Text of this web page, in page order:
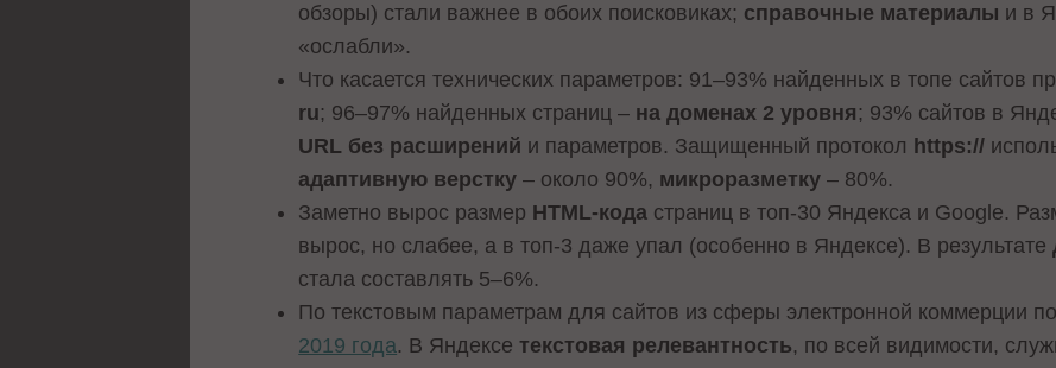
обзоры) стали важнее в обоих поисковиках; справочные материалы и в
«ослабли».
Что касается технических параметров: 91–93% найденных в топе сайтов
ru; 96–97% найденных страниц – на доменах 2 уровня ; 93% сайтов в
URL без расширений и параметров. Защищенный протокол https://
адаптивную верстку – около 90%, микроразметку – 80%.
Заметно вырос размер HTML-кода страниц в топ-30 Яндекса и Google.
вырос, но слабее, а в топ-3 даже упал (особенно в Яндексе). В результате
стала составлять 5–6%.
По текстовым параметрам для сайтов из сферы электронной коммерции
2019 года. В Яндексетекстовая релевантность, по всей видимости,